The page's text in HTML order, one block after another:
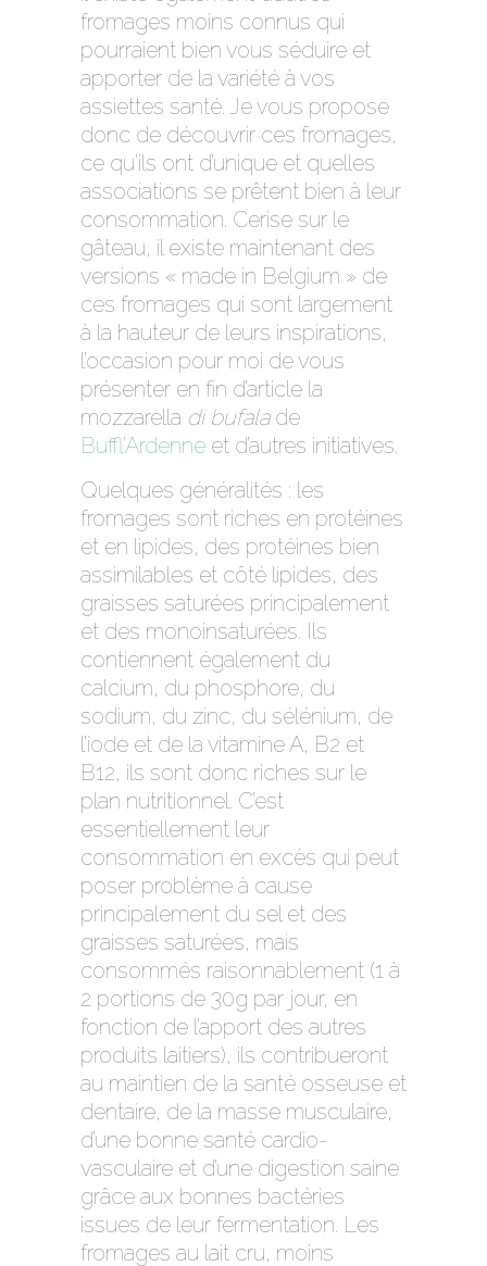
fromages moins connus qui
pourraient bien vous séduire et
apporter de la variété à vos
assiettes santé. Je vous propose
donc de découvrir ces fromages,
ce qu’ils ont d’unique et quelles
associations se prêtent bien à leur
consommation. Cerise sur le
gâteau, il existe maintenant des
versions « made in Belgium » de
ces fromages qui sont largement
à la hauteur de leurs inspirations,
l’occasion pour moi de vous
présenter en fin d’article la
mozzarella di bufalade
Buffl’Ardenne et d’autres initiatives.
Quelques généralités : les
fromages sont riches en protéines
et en lipides, des protéines bien
assimilables et côté lipides, des
graisses saturées principalement
et des monoinsaturées. Ils
contiennent également du
calcium, du phosphore, du
sodium, du zinc, du sélénium, de
l’iode et de la vitamine A, B2 et
B12, ils sont donc riches sur le
plan nutritionnel. C’est
essentiellement leur
consommation en excès qui peut
poser problème à cause
principalement du sel et des
graisses saturées, mais
consommés raisonnablement (1 à
2 portions de 30g par jour, en
fonction de l’apport des autres
produits laitiers), ils contribueront
au maintien de la santé osseuse et
dentaire, de la masse musculaire,
d’une bonne santé cardio-
vasculaire et d’une digestion saine
grâce aux bonnes bactéries
issues de leur fermentation. Les
fromages au lait cru, moins